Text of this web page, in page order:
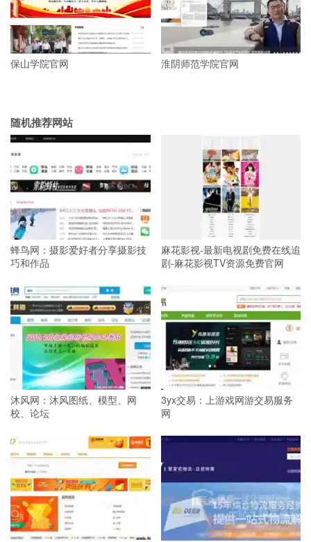
保山学院官网 淮阴师范学院官网
随机推荐网站
蜂鸟网：摄影爱好者分享摄影技
巧和作品
麻花影视-最新电视剧免费在线追
剧-麻花影视TV资源免费官网
沐风网：沐风图纸、模型、网
校、论坛
3yx交易：上游戏网游交易服务
网